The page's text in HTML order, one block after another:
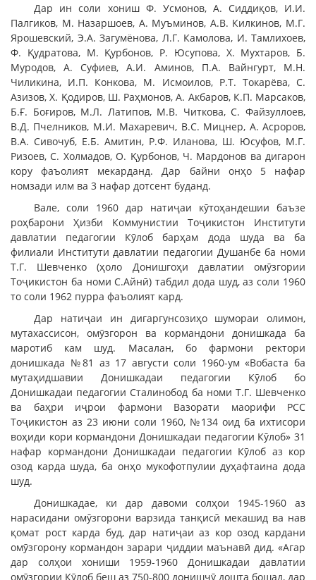
Дар ин соли хониш Ф. Усмонов, А. Сиддиқов, И.И.
Палгиков, М. Назаршоев, А. Муъминов, А.В. Килкинов, М.Г.
Ярошевский, Э.А. Загумёнова, Л.Г. Камолова, И. Тамлихоев,
Ф. Қудратова, М. Қурбонов, Р. Юсупова, Х. Мухтаров, Б.
Муродов, А. Суфиев, А.И. Аминов, П.А. Вайнгурт, М.Н.
Чиликина, И.П. Конкова, М. Исмоилов, Р.Т. Токарёва, С.
Азизов, Х. Қодиров, Ш. Раҳмонов, А. Акбаров, К.П. Марсаков,
Б.Ғ. Боғиров, М.Л. Латипов, М.В. Читкова, С. Файзуллоев,
В.Д. Пчелников, М.И. Махаревич, В.С. Мицнер, А. Асроров,
В.А. Сивочуб, Е.Б. Амитин, Р.Ф. Иланова, Ш. Юсуфов, М.Г.
Ризоев, С. Холмадов, О. Қурбонов, Ч. Мардонов ва дигарон
кору фаъолият мекарданд. Дар байни онҳо 5 нафар
номзади илм ва 3 нафар дотсент буданд.
Вале, соли 1960 дар натиҷаи кӯтоҳандешии баъзе
роҳбарони Ҳизби Коммунистии Тоҷикистон Институти
давлатии педагогии Кӯлоб барҳам дода шуда ва ба
филиали Институти давлатии педагогии Душанбе ба номи
Т.Г. Шевченко (ҳоло Донишгоҳи давлатии омӯзгории
Тоҷикистон ба номи С.Айнӣ) табдил дода шуд, аз соли 1960
то соли 1962 пурра фаъолият кард.
Дар натиҷаи ин дигаргунсозиҳо шумораи олимон,
мутахассисон, омӯзгорон ва кормандони донишкада ба
маротиб кам шуд. Масалан, бо фармони ректори
донишкада №81 аз 17 августи соли 1960-ум «Вобаста ба
мутаҳидшавии Донишкадаи педагогии Кӯлоб бо
Донишкадаи педагогии Сталинобод ба номи Т.Г. Шевченко
ва баҳри иҷрои фармони Вазорати маорифи РСС
Тоҷикистон аз 23 июни соли 1960, №134 оид ба ихтисори
воҳиди кори кормандони Донишкадаи педагогии Кӯлоб» 31
нафар кормандони Донишкадаи педагогии Кӯлоб аз кор
озод карда шуда, ба онҳо мукофотпулии дуҳафтаина дода
шуд.
Донишкадае, ки дар давоми солҳои 1945-1960 аз
нарасидани омӯзгорони варзида танқисӣ мекашид ва нав
қомат рост карда буд, дар натиҷаи аз кор озод кардани
омӯзгорону кормандон зарари ҷиддии маънавӣ дид. «Агар
дар солҳои хониши 1959-1960 Донишкадаи давлатии
омӯзгории Кӯлоб беш аз 750-800 донишҷӯ дошта бошад, дар